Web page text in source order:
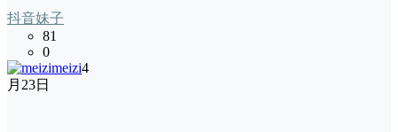
抖音妹子
81
0
meizi4
月23日